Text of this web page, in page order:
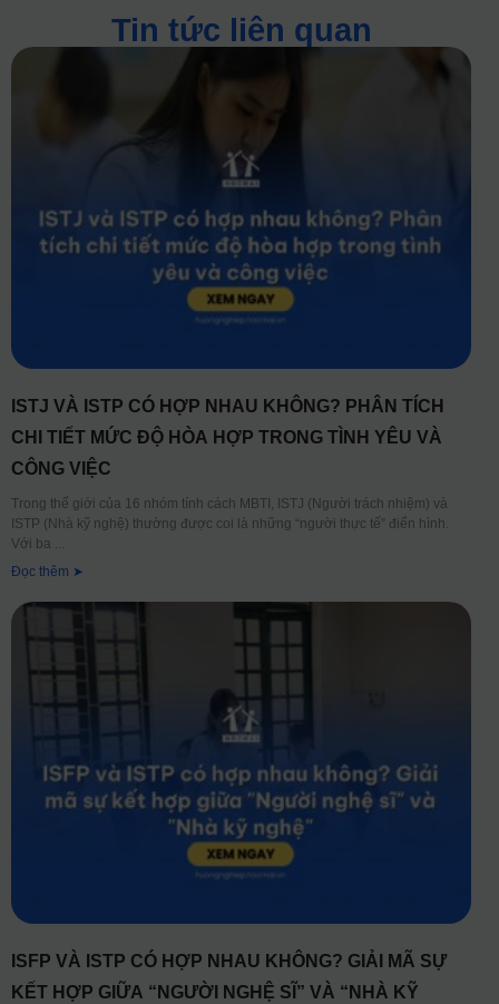
Tin tức liên quan
ISTJ VÀ ISTP CÓ HỢP NHAU KHÔNG? PHÂN TÍCH
CHI TIẾT MỨC ĐỘ HÒA HỢP TRONG TÌNH YÊU VÀ
CÔNG VIỆC
Trong thế giới của 16 nhóm tính cách MBTI, ISTJ (Người trách nhiệm) và
ISTP (Nhà kỹ nghệ) thường được coi là những “người thực tế” điển hình.
Với ba
Đọc thêm ➤
ISFP VÀ ISTP CÓ HỢP NHAU KHÔNG? GIẢI MÃ SỰ
KẾT HỢP GIỮA “NGƯỜI NGHỆ SĨ” VÀ “NHÀ KỸ